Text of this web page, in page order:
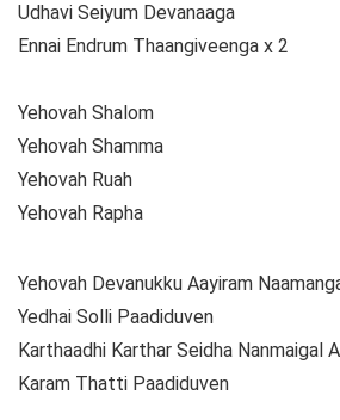
Udhavi Seiyum Devanaaga
Ennai Endrum Thaangiveenga x 2
Yehovah Shalom
Yehovah Shamma
Yehovah Ruah
Yehovah Rapha
Yehovah Devanukku Aayiram
Yedhai Solli Paadiduven
Karthaadhi Karthar Seidha Nanmaigal
Karam Thatti Paadiduven